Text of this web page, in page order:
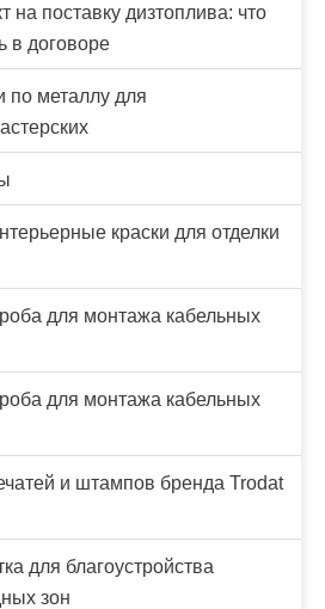
на поставку дизтоплива: что
в договоре
по металлу для
краски для отделки
для монтажа кабельных
для монтажа кабельных
и штампов бренда Trodat
для благоустройства
зон